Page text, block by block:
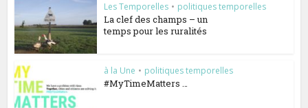
Les Temporelles • politiques temporelles
La clef des champs – un
temps pour les ruralités
à la Une • politiques temporelles
#MyTimeMatters …